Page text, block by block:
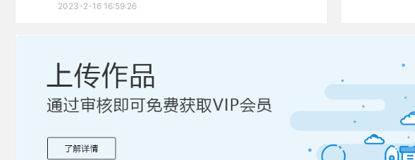
2023-2-16 16:59:26